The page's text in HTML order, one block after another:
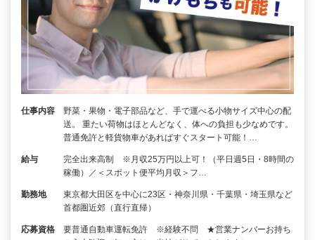
仕事内容
野菜・果物・電子部品など、手で運べる小物サイズ中心の配
送。 重たい荷物はほとんどなく、体への負担も少なめです。
普通免許と軽貨物車があればすぐスタート可能！…
給与
完全出来高制 ※月収25万円以上可！（平日週5日・8時間の
稼働）／＜スポット便平均月収＞フ…
勤務地
東京都大田区を中心に23区・神奈川県・千葉県・埼玉県など
首都圏近郊（直行直帰）
応募資格
要普通自動車運転免許 ※経験不問 ★営業ナンバーお持ち